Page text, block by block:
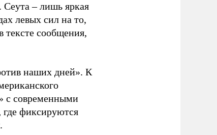
– лишь яркая
левых сил на то,
тексте сообщения,
наших дней». К
с современными
где фиксируются